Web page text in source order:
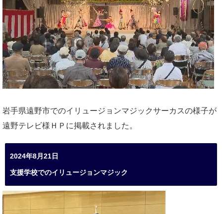
岩手県遠野市でのイリュージョンマジックサーカスの様子が
遠野テレビ様ＨＰに掲載されました。
2024年8月21日
支援学校でのイリュージョンマジック